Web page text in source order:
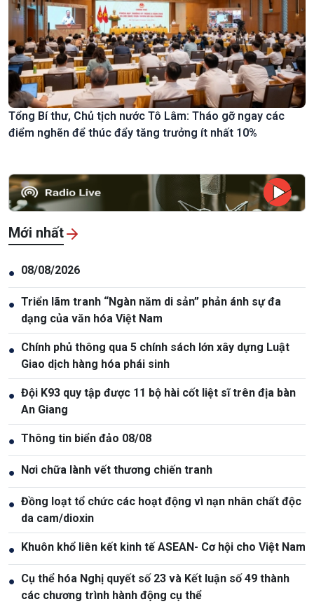
Tổng Bí thư, Chủ tịch nước Tô Lâm: Tháo gỡ ngay các
điểm nghẽn để thúc đẩy tăng trưởng ít nhất 10%
Mới nhất
● 08/08/2026
● Triển lãm tranh “Ngàn năm di sản” phản ánh sự đa
dạng của văn hóa Việt Nam
● Chính phủ thông qua 5 chính sách lớn xây dựng Luật
Giao dịch hàng hóa phái sinh
● Đội K93 quy tập được 11 bộ hài cốt liệt sĩ trên địa bàn
An Giang
● Thông tin biển đảo 08/08
● Nơi chữa lành vết thương chiến tranh
● Đồng loạt tổ chức các hoạt động vì nạn nhân chất độc
da cam/dioxin
● Khuôn khổ liên kết kinh tế ASEAN- Cơ hội cho Việt Nam
● Cụ thể hóa Nghị quyết số 23 và Kết luận số 49 thành
các chương trình hành động cụ thể